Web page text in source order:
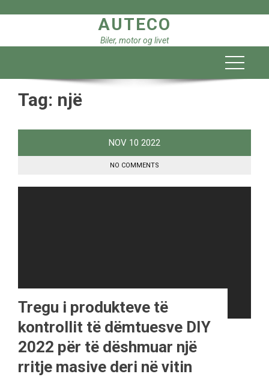
AUTECO
Biler, motor og livet
Tag: një
NOV 10 2022
NO COMMENTS
Tregu i produkteve të
kontrollit të dëmtuesve DIY
2022 për të dëshmuar një
rritje masive deri në vitin